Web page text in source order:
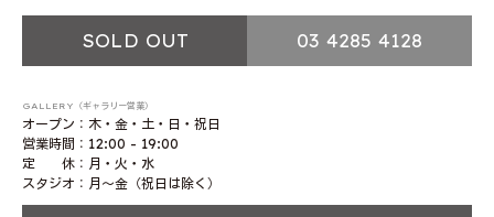
SOLD OUT 03 4285 4128
GALLERY（ギャラリー営業）
オープン：木・金・土・日・祝日
営業時間：12:00 - 19:00
定 休：月・火・水
スタジオ：月〜金（祝日は除く）